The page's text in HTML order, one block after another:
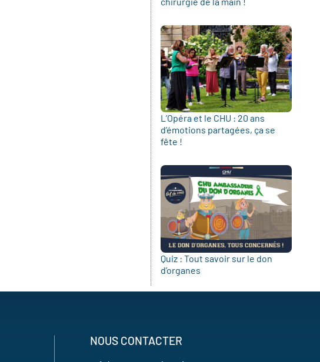
L’Opéra et le CHU : 20 ans
d’émotions partagées, ça se
fête !
Quiz : Tout savoir sur le don
d’organes
NOUS CONTACTER